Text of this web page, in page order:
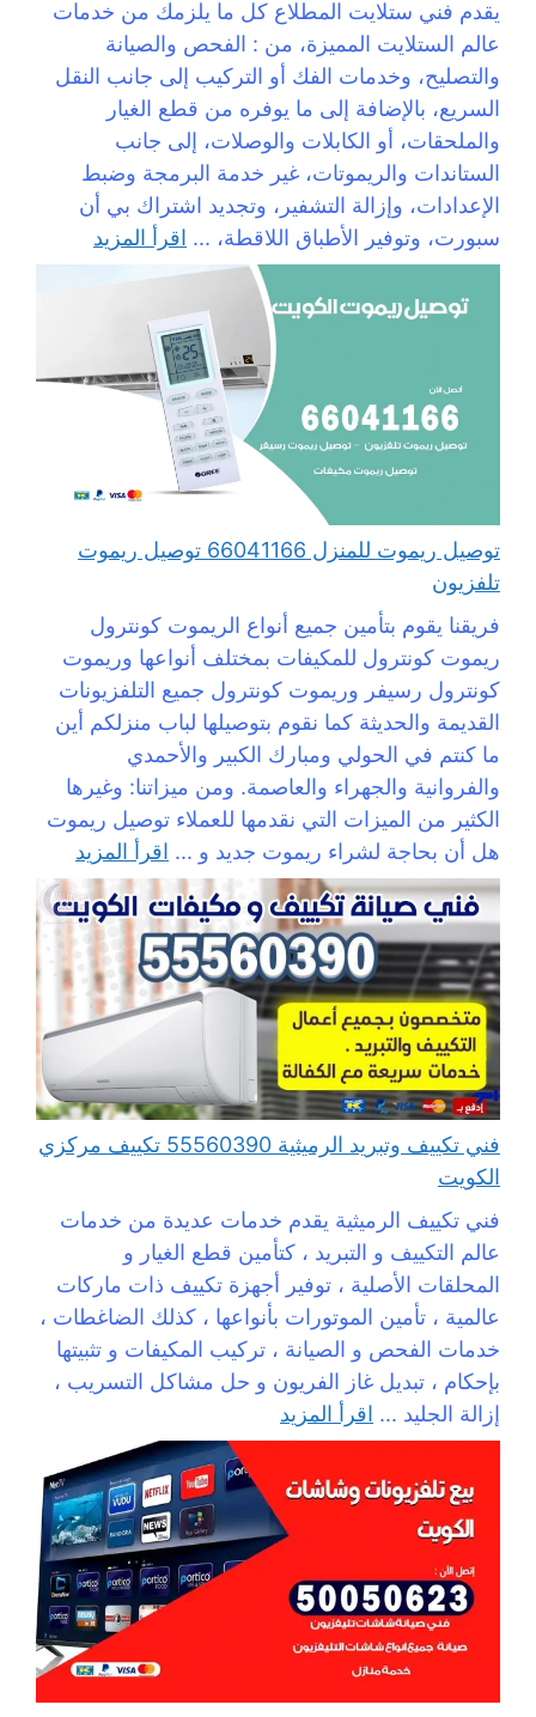
يقدم فني ستلايت المطلاع كل ما يلزمك من خدمات
عالم الستلايت المميزة، من : الفحص والصيانة
والتصليح، وخدمات الفك أو التركيب إلى جانب النقل
السريع، بالإضافة إلى ما يوفره من قطع الغيار
والملحقات، أو الكابلات والوصلات، إلى جانب
الستاندات والريموتات، غير خدمة البرمجة وضبط
الإعدادات، وإزالة التشفير، وتجديد اشتراك بي أن
سبورت، وتوفير الأطباق اللاقطة، ... اقرأ المزيد
توصيل ريموت للمنزل 66041166 توصيل ريموت
تلفزيون
فريقنا يقوم بتأمين جميع أنواع الريموت كونترول
ريموت كونترول للمكيفات بمختلف أنواعها وريموت
كونترول رسيفر وريموت كونترول جميع التلفزيونات
القديمة والحديثة كما نقوم بتوصيلها لباب منزلكم أين
ما كنتم في الحولي ومبارك الكبير والأحمدي
والفروانية والجهراء والعاصمة. ومن ميزاتنا: وغيرها
الكثير من الميزات التي نقدمها للعملاء توصيل ريموت
هل أن بحاجة لشراء ريموت جديد و ... اقرأ المزيد
فني تكييف وتبريد الرميثية 55560390 تكييف مركزي
الكويت
فني تكييف الرميثية يقدم خدمات عديدة من خدمات
عالم التكييف و التبريد ، كتأمين قطع الغيار و
المحلقات الأصلية ، توفير أجهزة تكييف ذات ماركات
عالمية ، تأمين الموتورات بأنواعها ، كذلك الضاغطات ،
خدمات الفحص و الصيانة ، تركيب المكيفات و تثبيتها
بإحكام ، تبديل غاز الفريون و حل مشاكل التسريب ،
إزالة الجليد ... اقرأ المزيد